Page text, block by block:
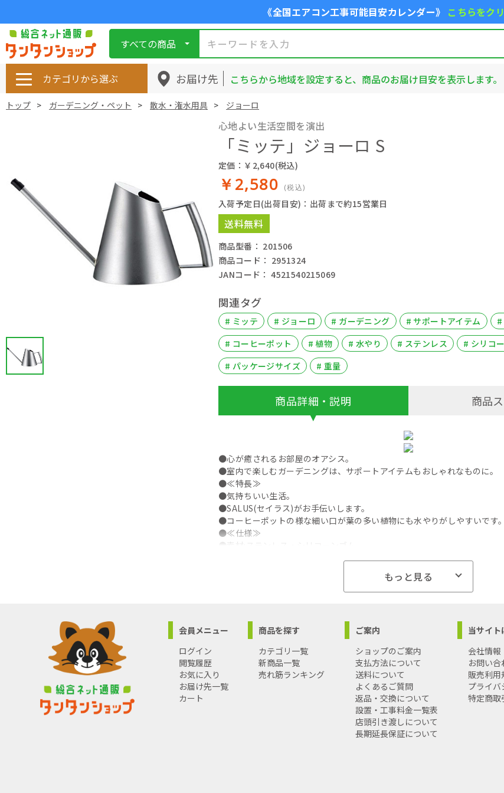
《全国エアコン工事可能目安カレンダー》 こちらをク
すべての商品
カテゴリから選ぶ お届け先 こちらから地域を設定すると、商品のお届け目安を表示します。
トップ ガーデニング・ペット 散水・潅水用具 ジョーロ
心地よい生活空間を演出
「ミッテ」ジョーロ S
定価：￥2,640(税込)
￥2,580 (税込)
入荷予定日(出荷目安)：出荷まで約15営業日
送料無料
商品型番： 201506
商品コード： 2951324
JANコード： 4521540215069
関連タグ
# ミッテ # ジョーロ # ガーデニング # サポートアイテム
# コーヒーポット
# 植物 # 水やり # ステンレス
# シリコ
# パッケージサイズ
# 重量
商品詳細・説明
●心が癒されるお部屋のオアシス。
●室内で楽しむガーデニングは、サポートアイテムもおしゃれなものに。
●≪特長≫
●気持ちいい生活。
●SALUS(セイラス)がお手伝いします。
●コーヒーポットの様な細い口が葉の多い植物にも水やりがしやすいです。
●≪仕様≫
●素材:ステンレス・シリコーンゴム
●パッケージサイズ:230×140×110mm
もっと見る
商品
会員メニュー
ログイン
閲覧履歴
お気に入り
お届け先一覧
カート
商品を探す
カテゴリ一覧
新商品一覧
売れ筋ランキング
ご案内
ショップのご案内
支払方法について
送料について
よくあるご質問
返品・交換について
設置・工事料金一覧表
店頭引き渡しについて
長期延長保証について
当サイト
会社情報
お問い合
販売利用
プライバ
特定商取